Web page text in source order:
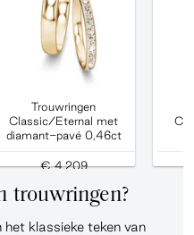
Trouwringen
Classic/Eternal met
diamant-pavé 0,46ct
€ 4.209
trouwringen?
het klassieke teken van